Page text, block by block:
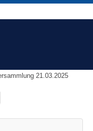
21.03.2025